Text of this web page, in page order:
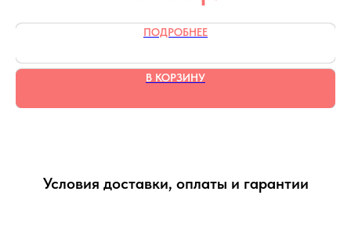
ПОДРОБНЕЕ
В КОРЗИНУ
Условия доставки, оплаты и гарантии